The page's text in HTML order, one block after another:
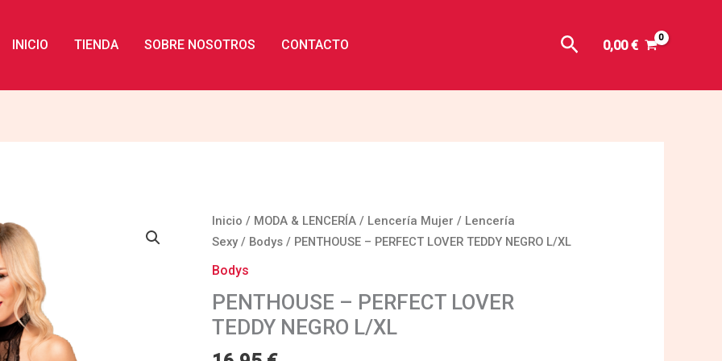
INICIO TIENDA SOBRE NOSOTROS CONTACTO Buscar
0,00€
Inicio / MODA & LENCERÍA / Lencería Mujer / Lencería
Sexy/ Bodys / PENTHOUSE – PERFECT LOVER TEDDY NEGRO L/XL
Bodys
PENTHOUSE – PERFECT LOVER
TEDDY NEGRO L/XL
PENTHOUSE
-
PERFECT
TEDDY
NEGRO